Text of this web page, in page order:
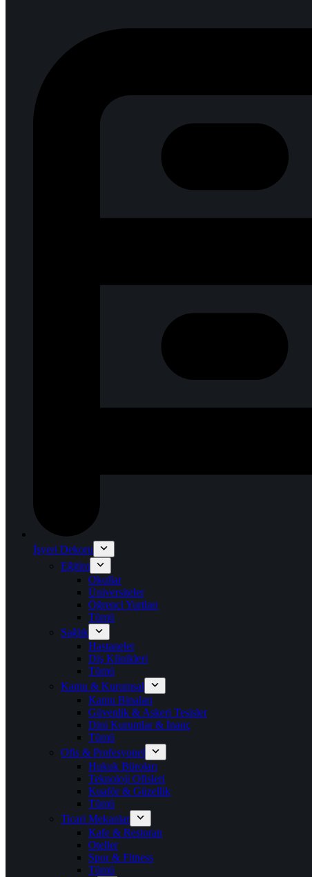
İşyeri Dekoru
Eğitim
Okullar
Üniversiteler
Öğrenci Yurtları
Tümü
Sağlık
Hastaneler
Diş Klinikleri
Tümü
Kamu & Kurumsal
Kamu Binaları
Güvenlik & Askeri Tesisler
Dini Kurumlar & İnanç
Tümü
Ofis & Profesyonel
Hukuk Büroları
Teknoloji Ofisleri
Kuaför & Güzellik
Tümü
Ticari Mekanlar
Kafe & Restoran
Oteller
Spor & Fitness
Tümü